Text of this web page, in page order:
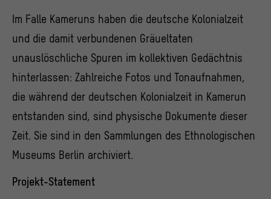
Im Falle Kameruns haben die deutsche Kolonialzeit
und die damit verbundenen Gräueltaten
unauslöschliche Spuren im kollektiven Gedächtnis
hinterlassen: Zahlreiche Fotos und Tonaufnahmen,
die während der deutschen Kolonialzeit in Kamerun
entstanden sind, sind physische Dokumente dieser
Zeit. Sie sind in den Sammlungen des Ethnologischen
Museums Berlin archiviert.
Projekt-Statement